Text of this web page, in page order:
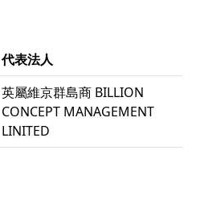
代表法人
英屬維京群島商 BILLION
CONCEPT MANAGEMENT
LINITED